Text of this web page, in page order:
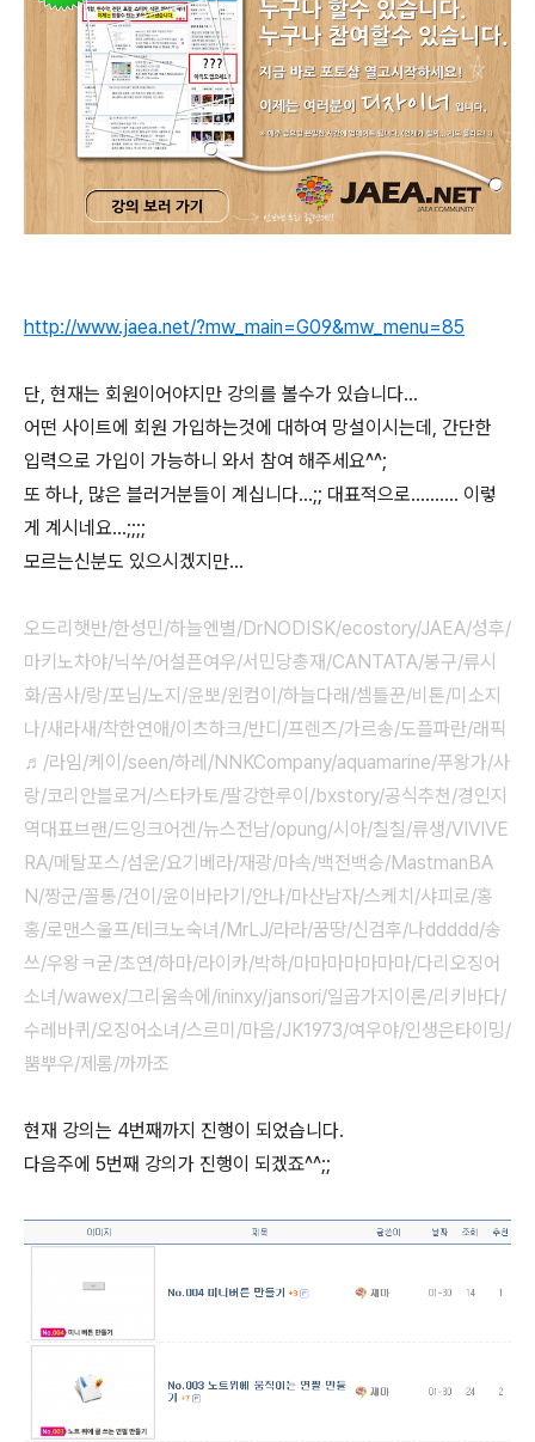
http://www.jaea.net/?mw_main=G09&mw_menu=85
단, 현재는 회원이어야지만 강의를 볼수가 있습니다...
어떤 사이트에 회원 가입하는것에 대하여 망설이시는데, 간단한
입력으로 가입이 가능하니 와서 참여 해주세요^^;
또 하나, 많은 블러거분들이 계십니다...;; 대표적으로.......... 이렇
게 계시네요...;;;;
모르는신분도 있으시겠지만...
오드리햇반/한성민/하늘엔별/DrNODISK/ecostory/JAEA/성후/
마키노차야/닉쑤/어설픈여우/서민당총재/CANTATA/봉구/류시
화/곰사/랑/포님/노지/윤뽀/윈컴이/하늘다래/셈틀꾼/비톤/미소지
나/새라새/착한연애/이츠하크/반디/프렌즈/가르송/도플파란/래픽
♬/라임/케이/seen/하레/NNKCompany/aquamarine/푸왕가/사
랑/코리안블로거/스타카토/팔강한루이/bxstory/공식추천/경인지
역대표브랜/드잉크어겐/뉴스전남/opung/시아/칠칠/류생/VIVIVE
RA/메탈포스/섬운/요기베라/재광/마속/백전백승/MastmanBA
N/짱군/꼴통/건이/윤이바라기/안나/마산남자/스케치/샤피로/홍
홍/로맨스울프/테크노숙녀/MrLJ/라라/꿈땅/신검후/나ddddd/송
쓰/우왕ㅋ굳/초연/하마/라이카/박하/마마마마마마마/다리오징어
소녀/wawex/그리움속에/ininxy/jansori/일곱가지이론/리키바다/
수레바퀴/오징어소녀/스르미/마음/JK1973/여우야/인생은타이밍/
뿜뿌우/제롬/까까조
현재 강의는 4번째까지 진행이 되었습니다.
다음주에 5번째 강의가 진행이 되겠죠^^;;